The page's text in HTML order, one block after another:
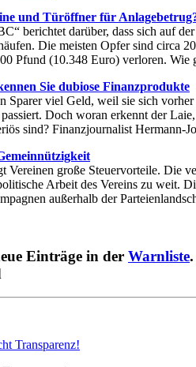
und Türöffner für
berichtet darüber, dass sich auf
Die meisten Opfer sind circa
Pfund (10.348 Euro) verloren. Wie
Sie dubiose Finanzprodukte
Sparer viel Geld, weil sie sich
Doch woran erkennt der
sind? Finanzjournalist Hermann-
Vereinen große Steuervorteile. Die
Arbeit des Vereins zu weit.
außerhalb der
Einträge in der Warnliste.